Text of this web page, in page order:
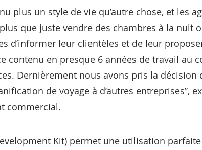
plus un style de vie qu’autre chose, et les
que juste vendre des chambres à la nuit
d’informer leur clientèles et de leur
contenu en presque 6 années de travail au
Dernièrement nous avons pris la
de voyage à d’autres entreprises”,
commercial.
Kit) permet une utilisation